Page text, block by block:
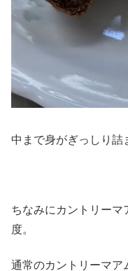
中まで身がぎっしり詰
ちなみにカントリーマ
度。
通常のカントリーマア